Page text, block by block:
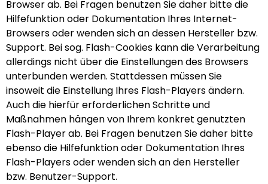
Browser ab. Bei Fragen benutzen Sie daher bitte die
Hilfefunktion oder Dokumentation Ihres Internet-
Browsers oder wenden sich an dessen Hersteller bzw.
Support. Bei sog. Flash-Cookies kann die Verarbeitung
allerdings nicht über die Einstellungen des Browsers
unterbunden werden. Stattdessen müssen Sie
insoweit die Einstellung Ihres Flash-Players ändern.
Auch die hierfür erforderlichen Schritte und
Maßnahmen hängen von Ihrem konkret genutzten
Flash-Player ab. Bei Fragen benutzen Sie daher bitte
ebenso die Hilfefunktion oder Dokumentation Ihres
Flash-Players oder wenden sich an den Hersteller
bzw. Benutzer-Support.